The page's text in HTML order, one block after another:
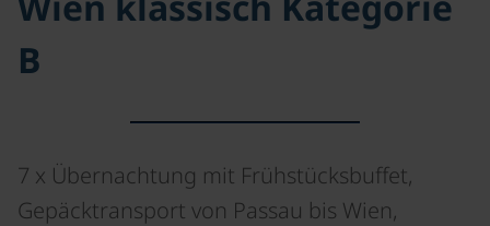
B
7 x Übernachtung mit Frühstücksbuffet,
Gepäcktransport von Passau bis Wien,